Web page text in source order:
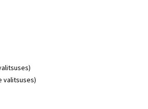
valitsuses)